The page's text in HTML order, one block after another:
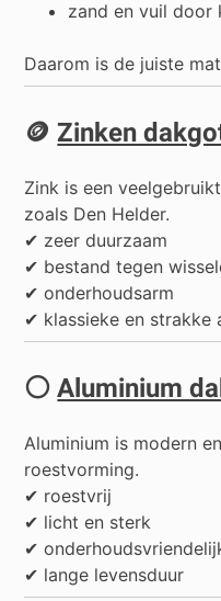
zand en vuil door
Daarom is de juiste
🪙Zinken
Zink is een
zoals Den Helder.
✔ zeer duurzaam
✔ bestand tegen
✔ onderhoudsarm
✔ klassieke en strakke
⚪Aluminium
Aluminium is modern
roestvorming.
✔ roestvrij
✔ licht en sterk
✔
✔ lange levensduur